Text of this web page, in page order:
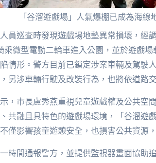
「谷溜遊戲場」人氣爆棚已成為海線
員巡查時發現遊戲場地墊異常損壞，經
乘微型電動二輪車進入公園，並於遊戲
情形。警方目前已鎖定涉案車輛及駕駛
另涉車輛行駛及改裝行為，也將依道路
，市長盧秀燕重視兒童遊戲權及公共空
共融且具特色的遊戲場環境，「谷溜遊
僅影響孩童遊憩安全，也損害公共資源
時間通報警方，並提供監視器畫面協助